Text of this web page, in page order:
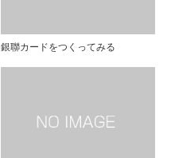
銀聯カードをつくってみる